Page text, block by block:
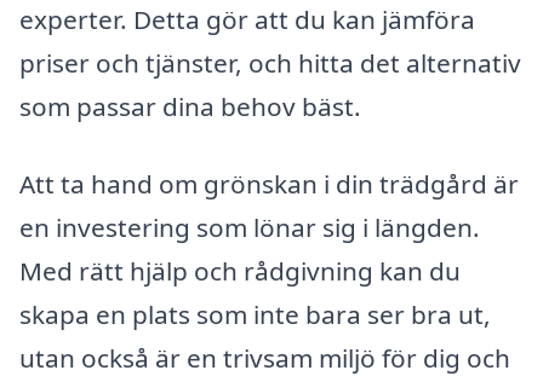
experter. Detta gör att du kan jämföra
priser och tjänster, och hitta det alternativ
som passar dina behov bäst.
Att ta hand om grönskan i din trädgård är
en investering som lönar sig i längden.
Med rätt hjälp och rådgivning kan du
skapa en plats som inte bara ser bra ut,
utan också är en trivsam miljö för dig och